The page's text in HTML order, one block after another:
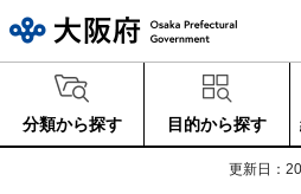
分類から探す 目的から探す
更新日：